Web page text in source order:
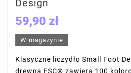
Design
59,90 zł
W magazynie
Klasyczne liczydło Small Foot
drewna FSC® zawiera 100